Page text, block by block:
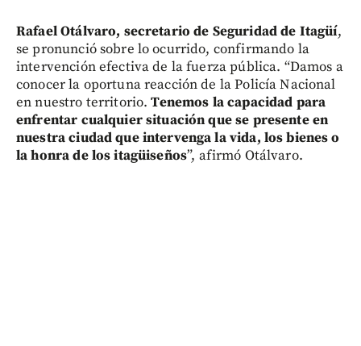
Rafael Otálvaro, secretario de Seguridad de Itagüí,
se pronunció sobre lo ocurrido, confirmando la
intervención efectiva de la fuerza pública. “Damos a
conocer la oportuna reacción de la Policía Nacional
en nuestro territorio. Tenemos la capacidad para
enfrentar cualquier situación que se presente en
nuestra ciudad que intervenga la vida, los bienes o
la honra de los itagüiseños”, afirmó Otálvaro.